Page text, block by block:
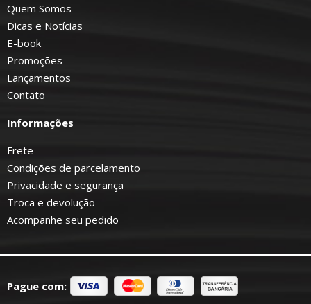
Quem Somos
Dicas e Notícias
E-book
Promoções
Lançamentos
Contato
Informações
Frete
Condições de parcelamento
Privacidade e segurança
Troca e devolução
Acompanhe seu pedido
Pague com: